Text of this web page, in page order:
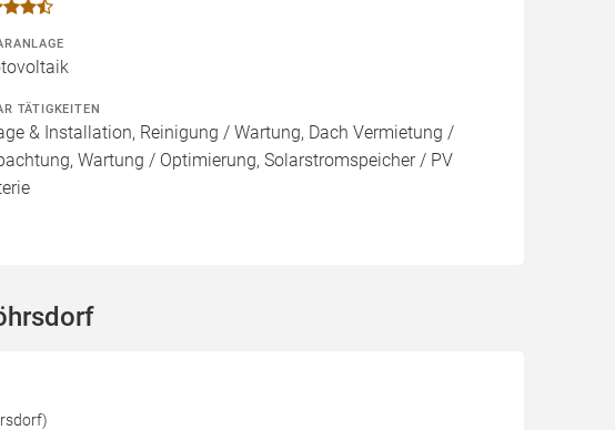
TÄTIGKEITEN
& Installation, Reinigung / Wartung, Dach Vermietung /
Wartung / Optimierung, Solarstromspeicher / PV